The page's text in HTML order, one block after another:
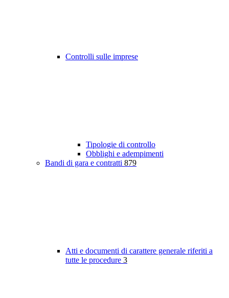
Controlli sulle imprese
Tipologie di controllo
Obblighi e adempimenti
Bandi di gara e contratti 879
Atti e documenti di carattere generale riferiti a
tutte le procedure 3